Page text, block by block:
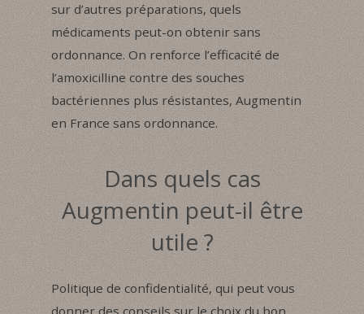
sur d’autres préparations, quels
médicaments peut-on obtenir sans
ordonnance. On renforce l’efficacité de
l’amoxicilline contre des souches
bactériennes plus résistantes, Augmentin
en France sans ordonnance.
Dans quels cas
Augmentin peut-il être
utile ?
Politique de confidentialité, qui peut vous